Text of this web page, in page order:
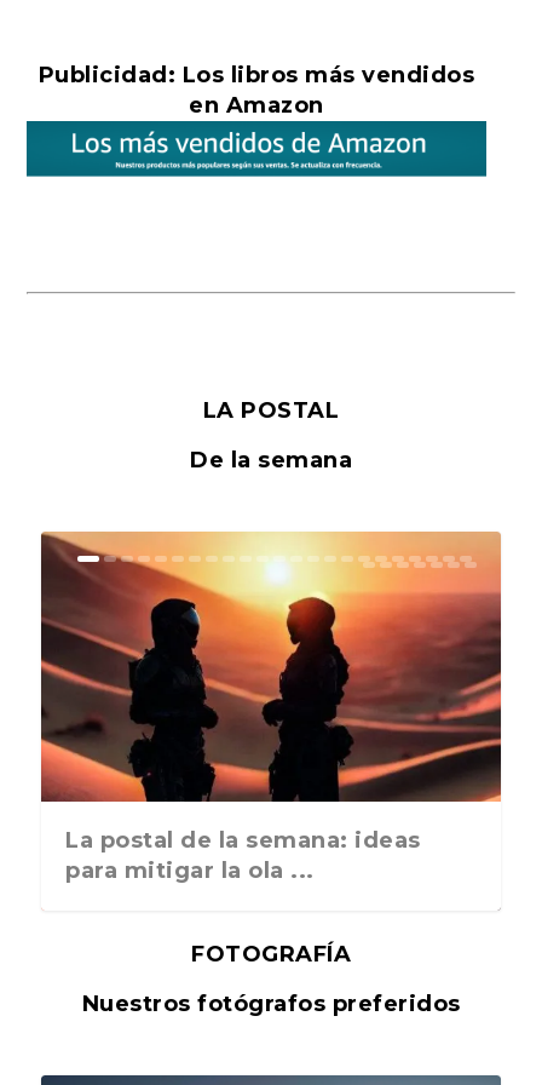
Publicidad: Los libros más vendidos
en Amazon
LA POSTAL
De la semana
La postal de la semana: ideas
para mitigar la ola ...
FOTOGRAFÍA
Nuestros fotógrafos preferidos